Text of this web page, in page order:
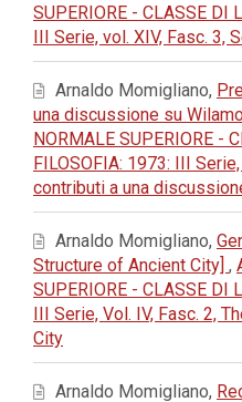
SUPERIORE - CLASSE DI
III Serie, vol. XIV, Fasc. 3,
Arnaldo Momigliano,
una discussione su
NORMALE SUPERIORE -
FILOSOFIA: 1973: III
contributi a una
Arnaldo Momigliano,
Structure of Ancient City] ,
SUPERIORE - CLASSE DI
III Serie, Vol. IV, Fasc. 2,
City
Arnaldo Momigliano,